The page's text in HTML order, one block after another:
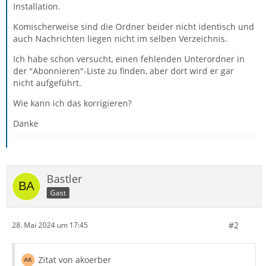
Installation.
Komischerweise sind die Ordner beider nicht identisch und
auch Nachrichten liegen nicht im selben Verzeichnis.
Ich habe schon versucht, einen fehlenden Unterordner in
der "Abonnieren"-Liste zu finden, aber dort wird er gar
nicht aufgeführt.
Wie kann ich das korrigieren?
Danke
Bastler
Gast
28. Mai 2024 um 17:45 #2
Zitat von akoerber